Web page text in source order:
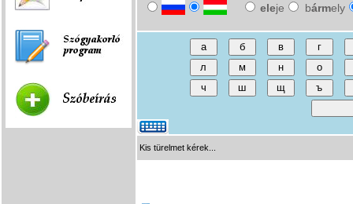
eleje bármely
Kis türelmet kérek...